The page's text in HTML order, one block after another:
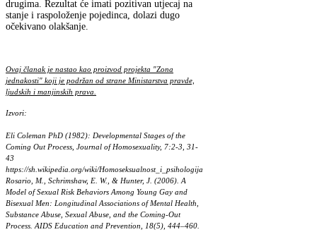
drugima. Rezultat će imati pozitivan utjecaj na
stanje i raspoloženje pojedinca, dolazi dugo
očekivano olakšanje.
Ovaj članak je nastao kao proizvod projekta "Zona
jednakosti" koji je podržan od strane Ministarstva pravde,
ljudskih i manjinskih prava.
Izvori:
Eli Coleman PhD (1982): Developmental Stages of the
Coming Out Process, Journal of Homosexuality, 7:2-3, 31-
43
https://sh.wikipedia.org/wiki/Homoseksualnost_i_psihologija
Rosario, M., Schrimshaw, E. W., & Hunter, J. (2006). A
Model of Sexual Risk Behaviors Among Young Gay and
Bisexual Men: Longitudinal Associations of Mental Health,
Substance Abuse, Sexual Abuse, and the Coming-Out
Process. AIDS Education and Prevention, 18(5), 444–460.